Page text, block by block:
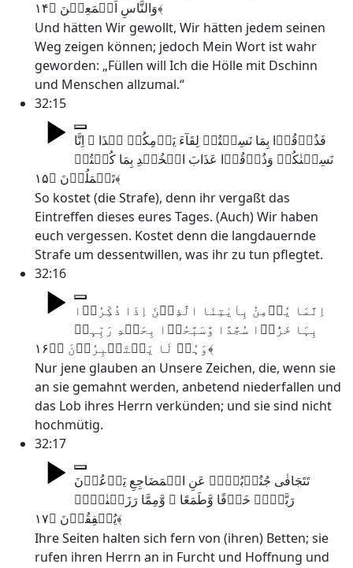
وَالنَّاسِ اَجۡمَعِیۡنَ ﴿۱۴﴾
Und hätten Wir gewollt, Wir hätten jedem seinen
Weg zeigen können; jedoch Mein Wort ist wahr
geworden: „Füllen will Ich die Hölle mit Dschinn
und Menschen allzumal.“
32:15
فَذُوۡقُوۡا بِمَا نَسِیۡتُمۡ لِقَآءَ یَوۡمِکُمۡ ہٰذَا ۚ اِنَّا
نَسِیۡنٰکُمۡ وَذُوۡقُوۡا عَذَابَ الۡخُلۡدِ بِمَا کُنۡتُمۡ
تَعۡمَلُوۡنَ ﴿۱۵﴾
So kostet (die Strafe), denn ihr vergaßt das
Eintreffen dieses eures Tages. (Auch) Wir haben
euch vergessen. Kostet denn die langdauernde
Strafe um dessentwillen, was ihr zu tun pflegtet.
32:16
اِنَّمَا یُؤۡمِنُ بِاٰیٰتِنَا الَّذِیۡنَ اِذَا ذُکِّرُوۡا
بِہَا خَرُّوۡا سُجَّدًا وَّسَبَّحُوۡا بِحَمۡدِ رَبِّہِمۡ
وَہُمۡ لَا یَسۡتَکۡبِرُوۡنَ ﴿ٛ۱۶﴾
Nur jene glauben an Unsere Zeichen, die, wenn sie
an sie gemahnt werden, anbetend niederfallen und
das Lob ihres Herrn verkünden; und sie sind nicht
hochmütig.
32:17
تَتَجَافٰی جُنُوۡبُہُمۡ عَنِ الۡمَضَاجِعِ یَدۡعُوۡنَ
رَبَّہُمۡ خَوۡفًا وَّطَمَعًا ۫ وَّمِمَّا رَزَقۡنٰہُمۡ
یُنۡفِقُوۡنَ ﴿۱۷﴾
Ihre Seiten halten sich fern von (ihren) Betten; sie
rufen ihren Herrn an in Furcht und Hoffnung und